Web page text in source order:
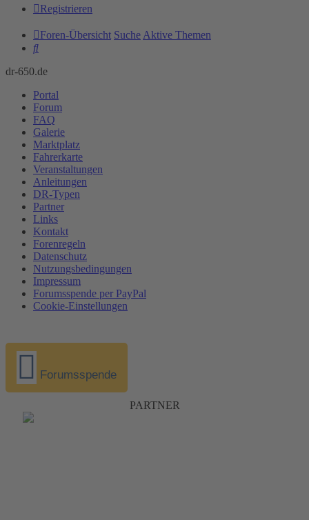
Registrieren
Foren-Übersicht Suche Aktive Themen
Suche
dr-650.de
Portal
Forum
FAQ
Galerie
Marktplatz
Fahrerkarte
Veranstaltungen
Anleitungen
DR-Typen
Partner
Links
Kontakt
Forenregeln
Datenschutz
Nutzungsbedingungen
Impressum
Forumsspende per PayPal
Cookie-Einstellungen
Forumsspende
PARTNER